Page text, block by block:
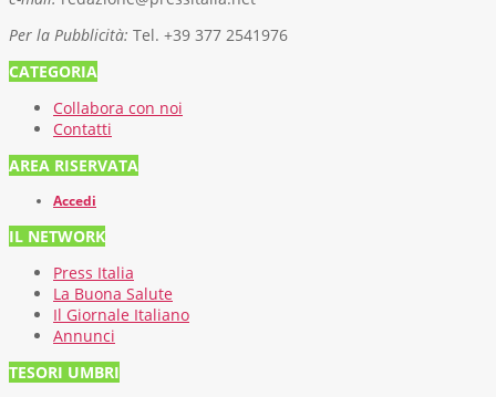
Per la Pubblicità: Tel. +39 377 2541976
CATEGORIA
Collabora con noi
Contatti
AREA RISERVATA
Accedi
IL NETWORK
Press Italia
La Buona Salute
Il Giornale Italiano
Annunci
TESORI UMBRI